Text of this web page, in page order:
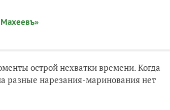
Махеевъ»
острой нехватки времени. Когда
разные нарезания-маринования нет